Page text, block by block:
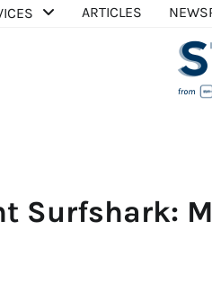
ARTICLES
Surfshark: